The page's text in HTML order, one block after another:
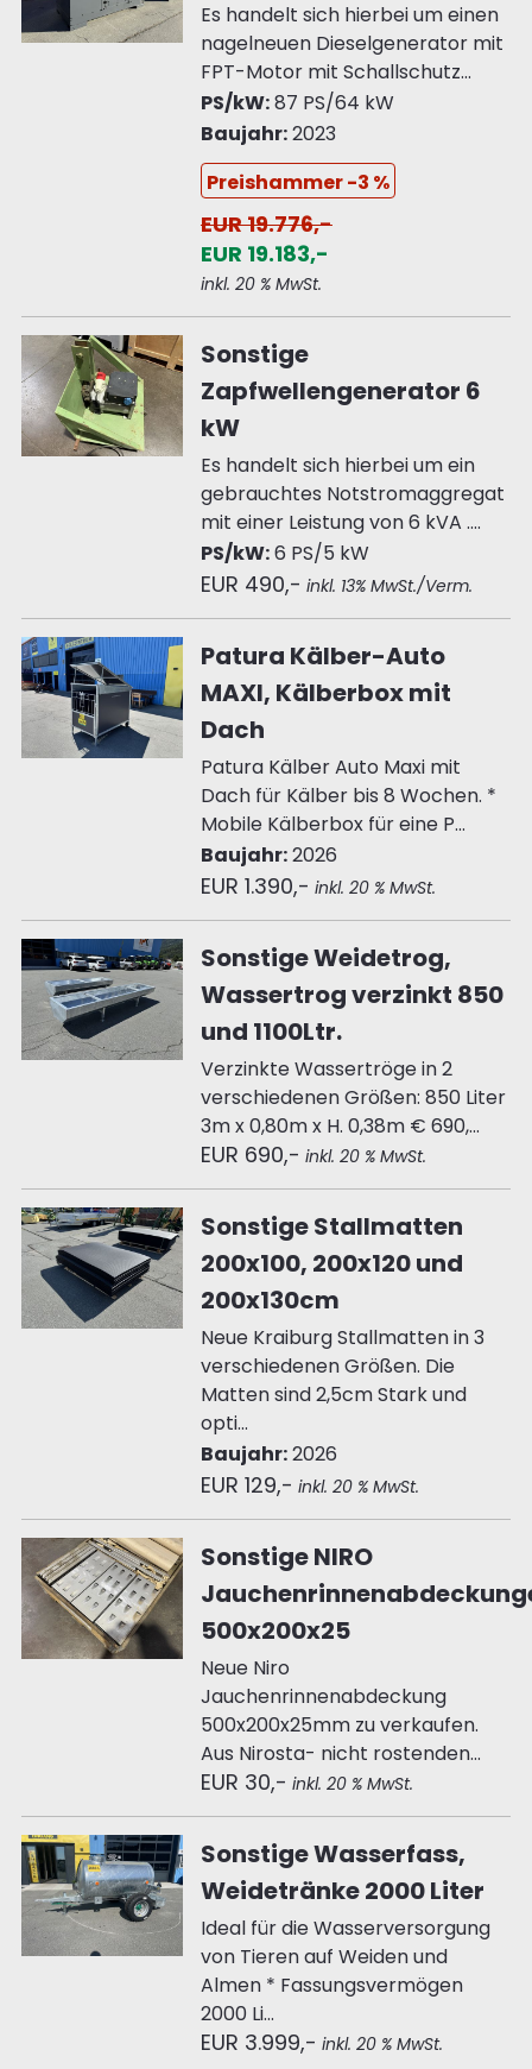
Es handelt sich hierbei um einen
nagelneuen Dieselgenerator mit
FPT-Motor mit Schallschutz...
PS/kW:87 PS/64 kW
Baujahr:2023
Preishammer -3 %
EUR 19.776,-
EUR 19.183,-
inkl. 20 % MwSt.
Sonstige
Zapfwellengenerator 6
kW
Es handelt sich hierbei um ein
gebrauchtes Notstromaggregat
mit einer Leistung von 6 kVA ....
PS/kW:6 PS/5 kW
EUR 490,- inkl. 13% MwSt./Verm.
Patura Kälber-Auto
MAXI, Kälberbox mit
Dach
Patura Kälber Auto Maxi mit
Dach für Kälber bis 8 Wochen. *
Mobile Kälberbox für eine P...
Baujahr:2026
EUR 1.390,- inkl. 20 % MwSt.
Sonstige Weidetrog,
Wassertrog verzinkt 850
und 1100Ltr.
Verzinkte Wassertröge in 2
verschiedenen Größen: 850 Liter
3m x 0,80m x H. 0,38m € 690,...
EUR 690,- inkl. 20 % MwSt.
Sonstige Stallmatten
200x100, 200x120 und
200x130cm
Neue Kraiburg Stallmatten in 3
verschiedenen Größen. Die
Matten sind 2,5cm Stark und
opti...
Baujahr:2026
EUR 129,- inkl. 20 % MwSt.
Sonstige NIRO
500x200x25
Neue Niro
Jauchenrinnenabdeckung
500x200x25mm zu verkaufen.
Aus Nirosta- nicht rostenden...
EUR 30,- inkl. 20 % MwSt.
Sonstige Wasserfass,
Weidetränke 2000 Liter
Ideal für die Wasserversorgung
von Tieren auf Weiden und
Almen * Fassungsvermögen
2000 Li...
EUR 3.999,- inkl. 20 % MwSt.